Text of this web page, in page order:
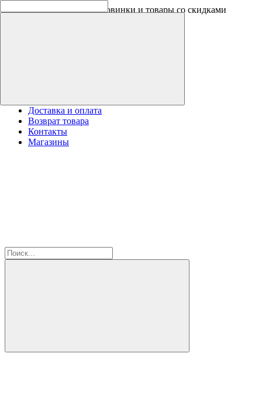
Скидки на новинки до -30%
Доставка и оплата
Возврат товара
Контакты
Магазины